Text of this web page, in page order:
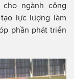
ngành công
lực lượng làm
phần phát triển